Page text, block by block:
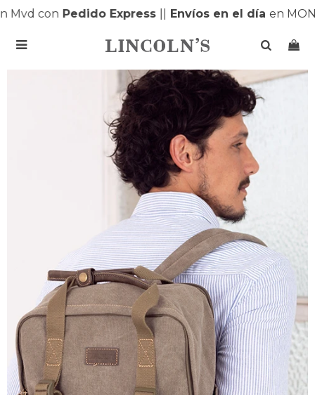
conPedido Express||Envíos en el díaen
